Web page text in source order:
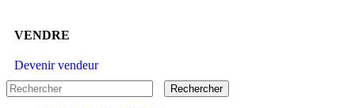
VENDRE
Devenir vendeur
Rechercher